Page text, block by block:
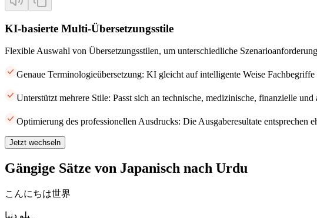
KI-basierte Multi-Übersetzungsstile
Flexible Auswahl von Übersetzungsstilen, um unterschiedliche
Genaue Terminologieübersetzung: KI gleicht auf intelligente Weise
Unterstützt mehrere Stile: Passt sich an technische, medizinische, finanzielle und
Optimierung des professionellen Ausdrucks: Die Ausgaberesultate entsprechen
Jetzt wechseln
Gängige Sätze von Japanisch nach Urdu
こんにちは世界
ہیلو دنیا